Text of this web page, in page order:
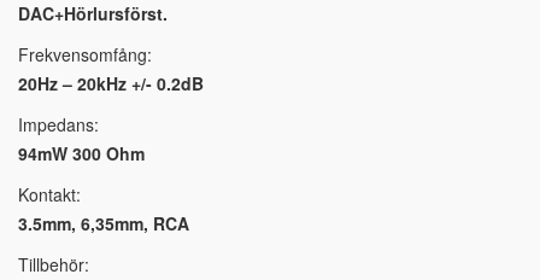
DAC+Hörlursförst.
Frekvensomfång:
20Hz – 20kHz +/- 0.2dB
Impedans:
94mW 300 Ohm
Kontakt:
3.5mm, 6,35mm, RCA
Tillbehör: